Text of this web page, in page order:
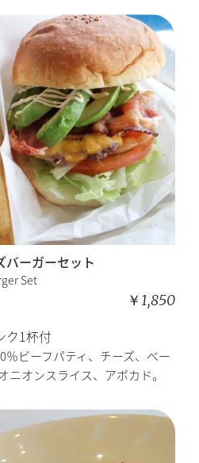
バーガーセット
Set
￥1,850
ク1杯付
％ビーフパティ、チーズ、ベー
ニオンスライス、アボカド。